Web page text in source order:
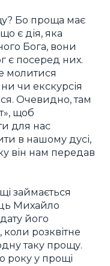
Бо проща має
є дія, яка
Бога, вони
є посеред них.
молитися
чи екскурсія
Очевидно, там
щоб
для нас
в нашому дусі,
він нам передав
займається
Михайло
його
розквітне
таку прощу.
року у прощі